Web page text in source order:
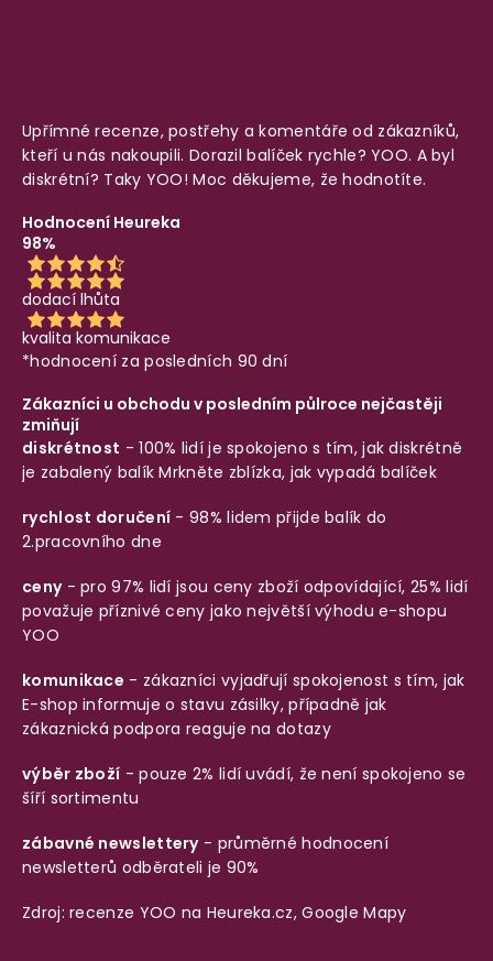
Upřímné recenze, postřehy a komentáře od zákazníků,
kteří u nás nakoupili. Dorazil balíček rychle? YOO. A byl
diskrétní? Taky YOO! Moc děkujeme, že hodnotíte.
Hodnocení Heureka
98%
dodací lhůta
kvalita komunikace
*hodnocení za posledních 90 dní
Zákazníci u obchodu v posledním půlroce nejčastěji
zmiňují
diskrétnost - 100% lidí je spokojeno s tím, jak diskrétně
je zabalený balíkMrkněte zblízka, jak vypadá balíček
rychlost doručení - 98% lidem přijde balík do
2.pracovního dne
ceny- pro 97% lidí jsou ceny zboží odpovídající, 25% lidí
považuje příznivé ceny jako největší výhodu e-shopu
YOO
komunikace - zákazníci vyjadřují spokojenost s tím, jak
E-shop informuje o stavu zásilky, případně jak
zákaznická podpora reaguje na dotazy
výběr zboží - pouze 2% lidí uvádí, že není spokojeno se
šíří sortimentu
zábavné newslettery- průměrné hodnocení
newsletterů odběrateli je 90%
Zdroj: recenze YOO na Heureka.cz,Google Mapy